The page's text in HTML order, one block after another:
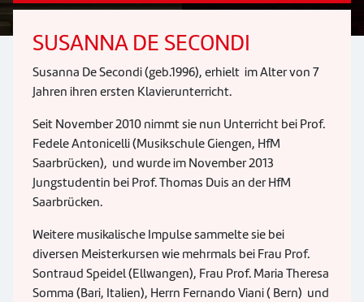
SUSANNA DE SECONDI
Susanna De Secondi (geb.1996), erhielt im Alter von 7
Jahren ihren ersten Klavierunterricht.
Seit November 2010 nimmt sie nun Unterricht bei Prof.
Fedele Antonicelli (Musikschule Giengen, HfM
Saarbrücken), und wurde im November 2013
Jungstudentin bei Prof. Thomas Duis an der HfM
Saarbrücken.
Weitere musikalische Impulse sammelte sie bei
diversen Meisterkursen wie mehrmals bei Frau Prof.
Sontraud Speidel (Ellwangen), Frau Prof. Maria Theresa
Somma (Bari, Italien), Herrn Fernando Viani ( Bern) und